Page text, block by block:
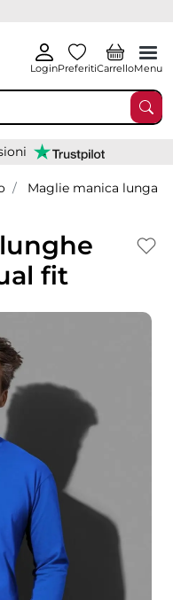
LoginPreferitiCarrelloMenu
Maglie manica lunga
fit